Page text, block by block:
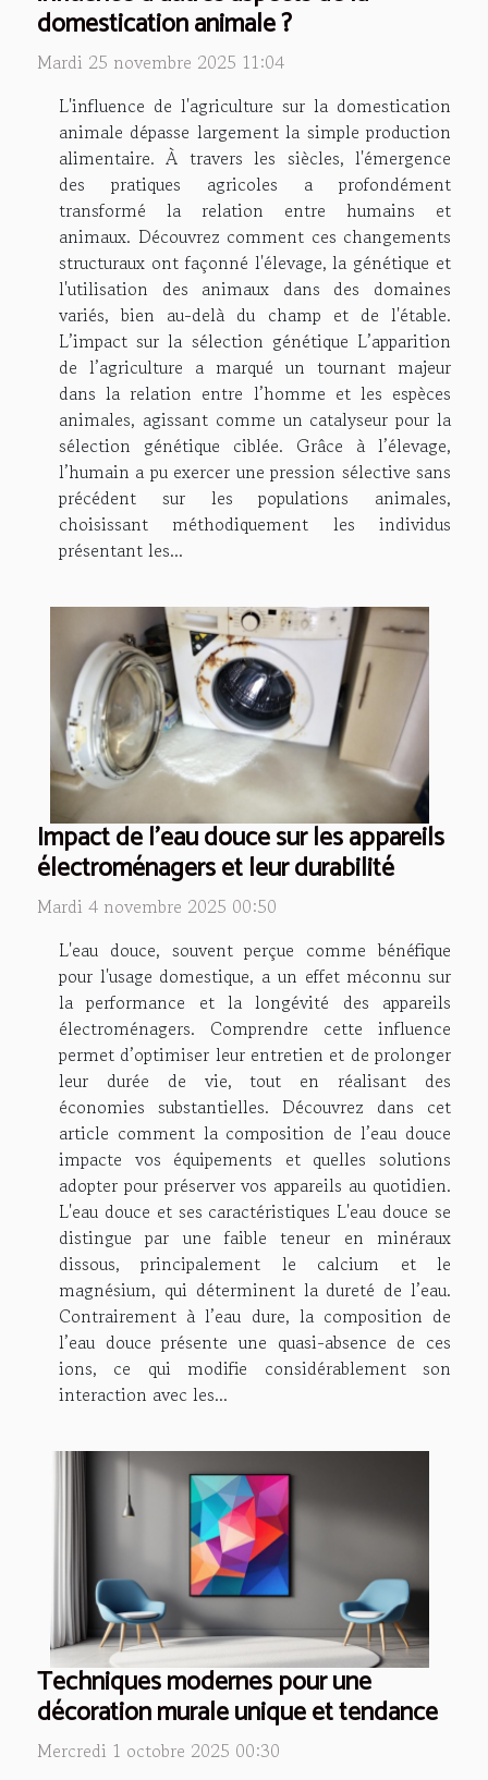
domestication animale ?
Mardi 25 novembre 2025 11:04
L'influence de l'agriculture sur la domestication
animale dépasse largement la simple production
alimentaire. À travers les siècles, l'émergence
des pratiques agricoles a profondément
transformé la relation entre humains et
animaux. Découvrez comment ces changements
structuraux ont façonné l'élevage, la génétique et
l'utilisation des animaux dans des domaines
variés, bien au-delà du champ et de l'étable.
L’impact sur la sélection génétique L’apparition
de l’agriculture a marqué un tournant majeur
dans la relation entre l’homme et les espèces
animales, agissant comme un catalyseur pour la
sélection génétique ciblée. Grâce à l’élevage,
l’humain a pu exercer une pression sélective sans
précédent sur les populations animales,
choisissant méthodiquement les individus
présentant les...
Impact de l'eau douce sur les appareils
électroménagers et leur durabilité
Mardi 4 novembre 2025 00:50
L'eau douce, souvent perçue comme bénéfique
pour l'usage domestique, a un effet méconnu sur
la performance et la longévité des appareils
électroménagers. Comprendre cette influence
permet d’optimiser leur entretien et de prolonger
leur durée de vie, tout en réalisant des
économies substantielles. Découvrez dans cet
article comment la composition de l’eau douce
impacte vos équipements et quelles solutions
adopter pour préserver vos appareils au quotidien.
L'eau douce et ses caractéristiques L'eau douce se
distingue par une faible teneur en minéraux
dissous, principalement le calcium et le
magnésium, qui déterminent la dureté de l’eau.
Contrairement à l’eau dure, la composition de
l’eau douce présente une quasi-absence de ces
ions, ce qui modifie considérablement son
interaction avec les...
Techniques modernes pour une
décoration murale unique et tendance
Mercredi 1 octobre 2025 00:30